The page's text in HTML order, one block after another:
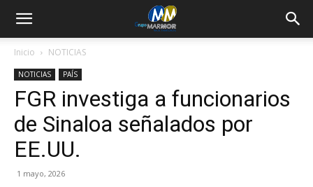
Inicio NOTICIAS
NOTICIAS PAÍS
FGR investiga a funcionarios
de Sinaloa señalados por
EE.UU.
1 mayo, 2026